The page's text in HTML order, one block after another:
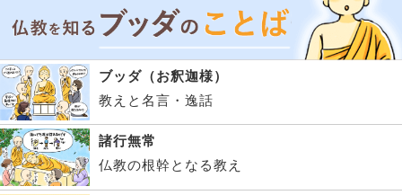
ブッダ（お釈迦様）
教えと名言・逸話
諸行無常
仏教の根幹となる教え